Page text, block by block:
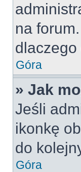
na
dlaczego
Góra
» Jak
Jeśli
ikonkę
do
Góra